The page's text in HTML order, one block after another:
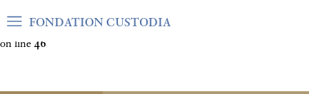
Warning: Undefined array key "var_mode" in
on line 46
FONDATION CUSTODIA